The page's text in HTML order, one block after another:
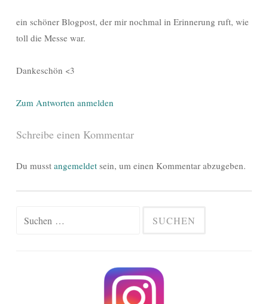
ein schöner Blogpost, der mir nochmal in Erinnerung ruft, wie
toll die Messe war.
Dankeschön <3
Zum Antworten anmelden
Schreibe einen Kommentar
Du musst angemeldet sein, um einen Kommentar abzugeben.
Suchen